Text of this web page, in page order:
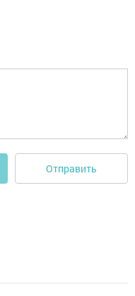
Отправить